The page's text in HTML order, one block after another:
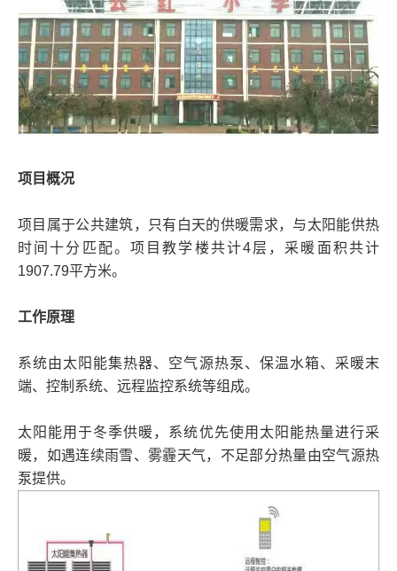
项目概况
项目属于公共建筑，只有白天的供暖需求，与太阳能供热
时间十分匹配。项目教学楼共计4层，采暖面积共计
1907.79平方米。
工作原理
系统由太阳能集热器、空气源热泵、保温水箱、采暖末
端、控制系统、远程监控系统等组成。
太阳能用于冬季供暖，系统优先使用太阳能热量进行采
暖，如遇连续雨雪、雾霾天气，不足部分热量由空气源热
泵提供。